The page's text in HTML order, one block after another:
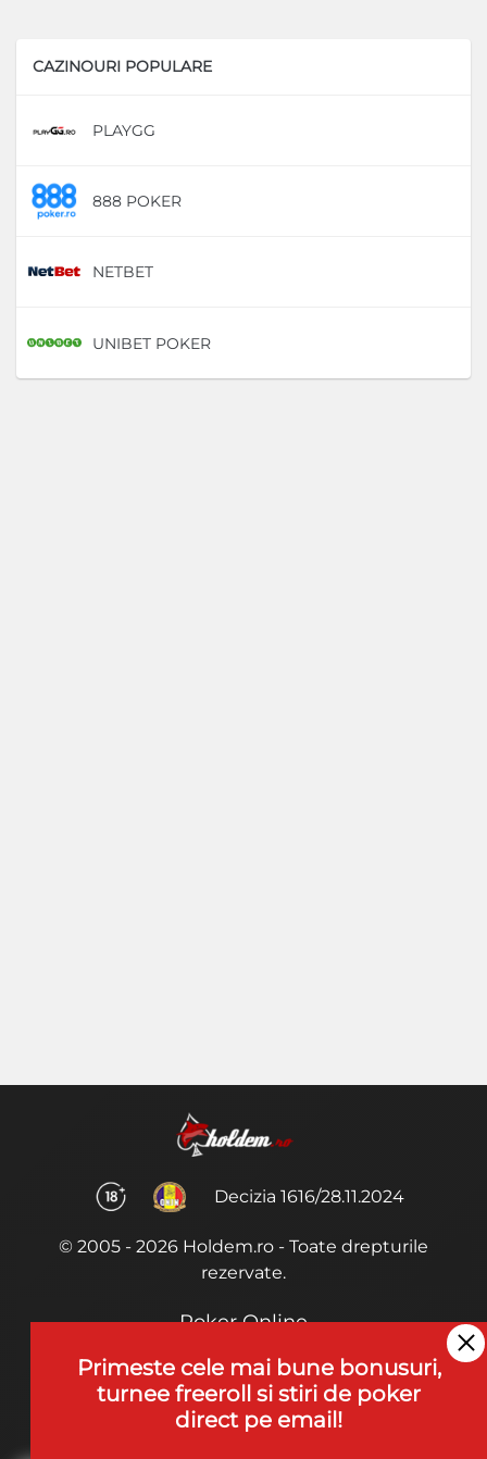
CAZINOURI POPULARE
PLAYGG
888 POKER
NETBET
UNIBET POKER
Decizia 1616/28.11.2024
© 2005 - 2026 Holdem.ro - Toate drepturile
rezervate.
Poker Online
Termeni si Conditii
Joaca Poker
Primeste cele mai bune bonusuri,
turnee freeroll si stiri de poker
direct pe email!